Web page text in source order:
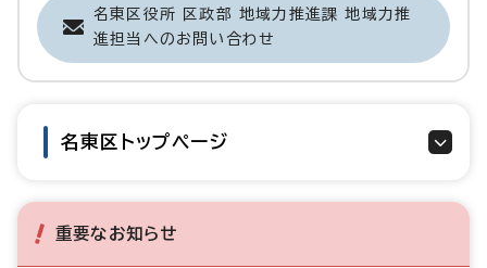
名東区役所 区政部 地域力推進課 地域力推
進担当へのお問い合わせ
名東区トップページ
重要なお知らせ